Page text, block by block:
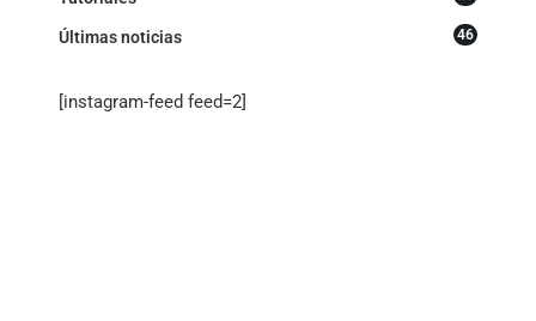
Últimas noticias 46
[instagram-feed feed=2]